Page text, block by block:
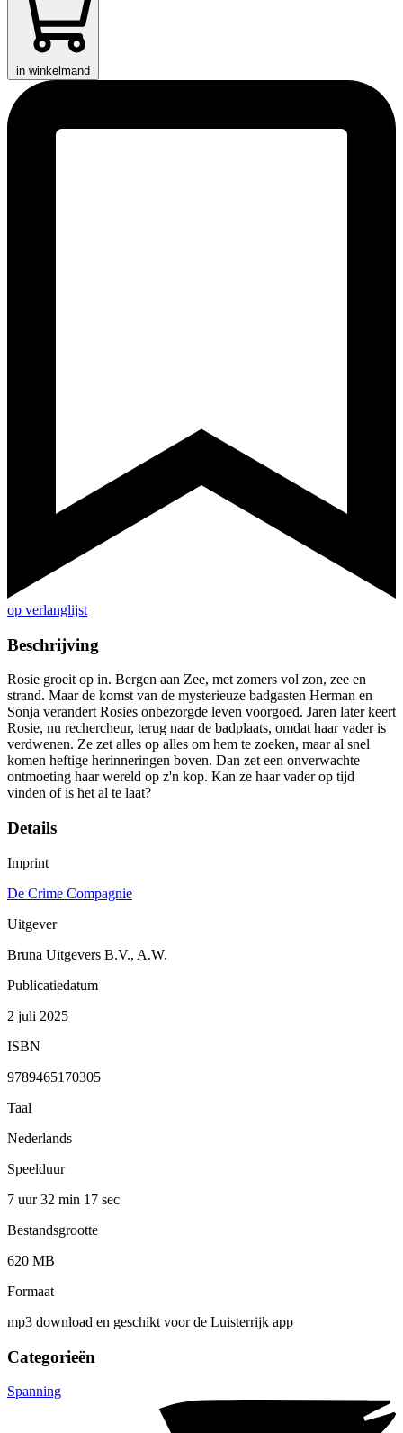
in winkelmand
op verlanglijst
Beschrijving
Rosie groeit op in. Bergen aan Zee, met zomers vol zon, zee en
strand. Maar de komst van de mysterieuze badgasten Herman en
Sonja verandert Rosies onbezorgde leven voorgoed. Jaren later keert
Rosie, nu rechercheur, terug naar de badplaats, omdat haar vader is
verdwenen. Ze zet alles op alles om hem te zoeken, maar al snel
komen heftige herinneringen boven. Dan zet een onverwachte
ontmoeting haar wereld op z'n kop. Kan ze haar vader op tijd
vinden of is het al te laat?
Details
Imprint
De Crime Compagnie
Uitgever
Bruna Uitgevers B.V., A.W.
Publicatiedatum
2 juli 2025
ISBN
9789465170305
Taal
Nederlands
Speelduur
7 uur 32 min 17 sec
Bestandsgrootte
620 MB
Formaat
mp3 download en geschikt voor de Luisterrijk app
Categorieën
Spanning